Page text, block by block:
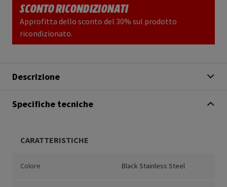
SCONTO RICONDIZIONATI
Approfitta dello sconto del 30% sul prodotto
ricondizionato.
Descrizione
Specifiche tecniche
CARATTERISTICHE
Colore Black Stainless Steel